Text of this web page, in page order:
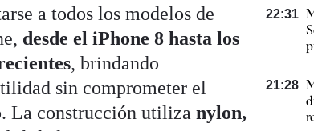
a todos los modelos de
desde el iPhone 8 hasta los
, brindando
sin comprometer el
La construcción utilizanylon,
22:31
21:28